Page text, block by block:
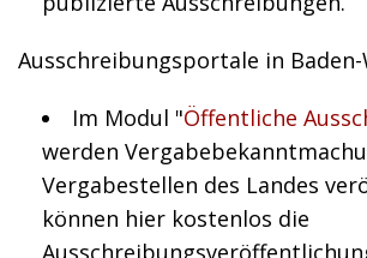
Ausschreibungsportale in
Im Modul "Öffentliche
werden
Vergabestellen des Landes
können hier kostenlos die